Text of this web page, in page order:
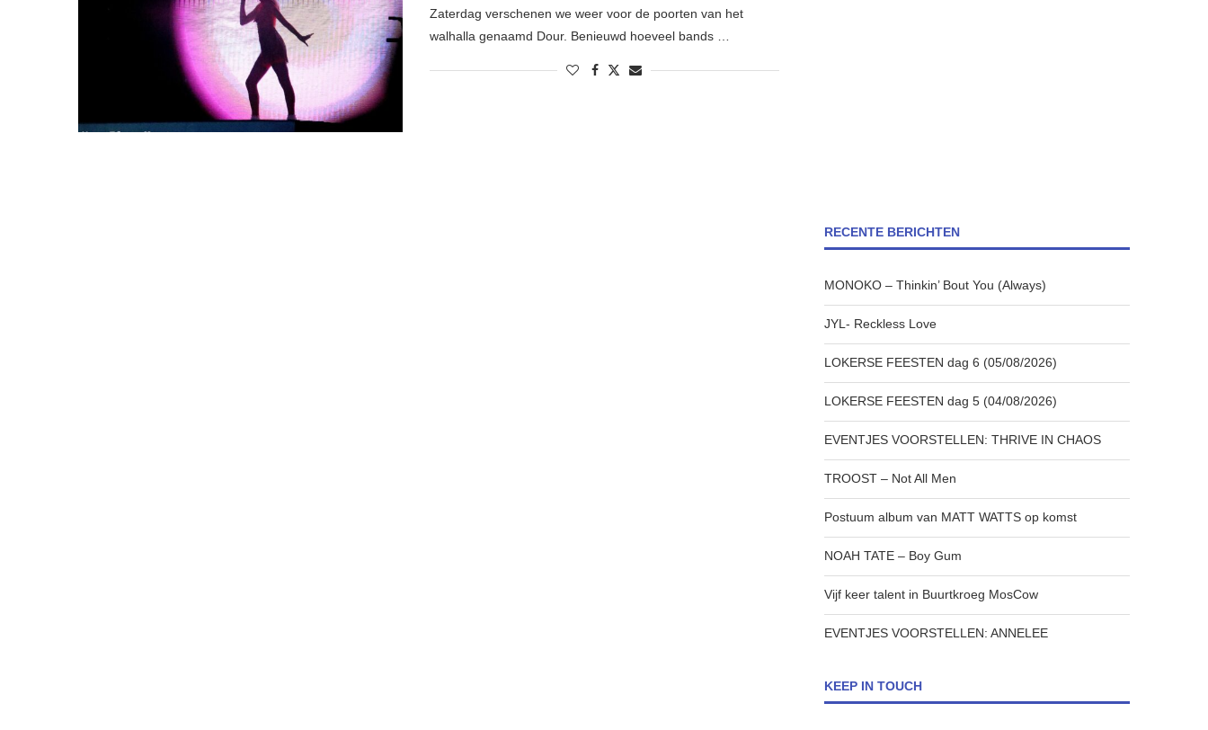
Zaterdag verschenen we weer voor de poorten van het
walhalla genaamd Dour. Benieuwd hoeveel bands …
RECENTE BERICHTEN
MONOKO – Thinkin’ Bout You (Always)
JYL- Reckless Love
LOKERSE FEESTEN dag 6 (05/08/2026)
LOKERSE FEESTEN dag 5 (04/08/2026)
EVENTJES VOORSTELLEN: THRIVE IN CHAOS
TROOST – Not All Men
Postuum album van MATT WATTS op komst
NOAH TATE – Boy Gum
Vijf keer talent in Buurtkroeg MosCow
EVENTJES VOORSTELLEN: ANNELEE
KEEP IN TOUCH